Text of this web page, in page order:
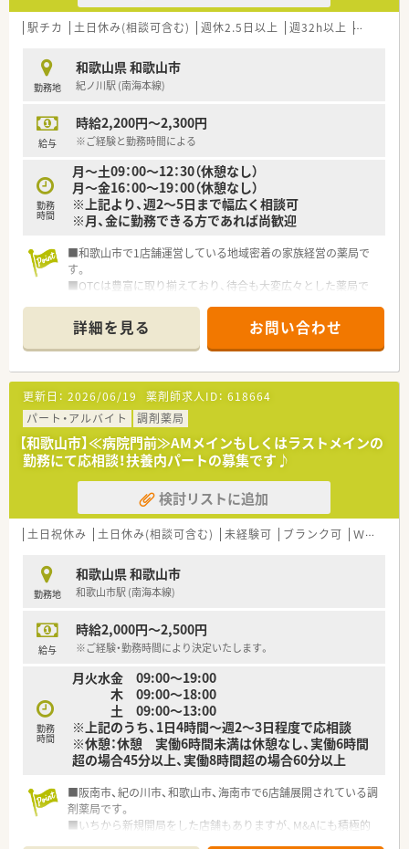
駅チカ 土日休み(相談可含む) 週休2.5日以上 週32h以上 ブランク
勤務地
和歌山県 和歌山市
紀ノ川駅 (南海本線)
給与
時給2,200円～2,300円
※ご経験と勤務時間による
勤務
時間
月～土09：00～12：30（休憩なし）
月～金16：00～19：00（休憩なし）
※上記より、週2～5日まで幅広く相談可
※月、金に勤務できる方であれば尚歓迎
■和歌山市で1店舗運営している地域密着の家族経営の薬局で
す。
■OTCは豊富に取り揃えており、待合も大変広々とした薬局で
■近隣の医療機関からの内科の処方箋をメインに応需していま
す。
■在宅（居宅,施設）も積極的で地域に貢献しています。
■1,500品目を超える医薬品を取り揃えており、広域からの処方
にも対応しています。
■管理薬剤師兼代表取締役の40代男性が主に在宅を対応されて
いますので、外来対応のみでもご相談可能です。
■在宅は居宅だけではなく施設も対応しており、往診同行はござ
いませんが配達を行っています。
■代表を含め従業員さんは40代以上でみなさん落ち着いた雰囲
気の方々です。
■穏やかな方が多くアットホームな雰囲気の薬局です。
詳細を見る お問い合わせ
更新日： 2026/06/19 薬剤師求人ID： 618664
パート・アルバイト
調剤薬局
【和歌山市】≪病院門前≫AMメインもしくはラストメインの
勤務にて応相談！扶養内パートの募集です♪
検討リストに追加
土日祝休み 土日休み(相談可含む) 未経験可 ブランク可 Ｗワーク可
勤務地
和歌山県 和歌山市
和歌山市駅 (南海本線)
給与
時給2,000円～2,500円
※ご経験・勤務時間により決定いたします。
勤務
時間
月火水金 09:00～19:00
木 09:00～18:00
土 09:00～13:00
※上記のうち、1日4時間～週2～3日程度で応相談
※休憩：休憩 実働6時間未満は休憩なし、実働6時間
超の場合45分以上、実働8時間超の場合60分以上
■阪南市、紀の川市、和歌山市、海南市で6店舗展開されている調
剤薬局です。
■いちから新規開局をした店舗もありますが、M&Aにも積極的